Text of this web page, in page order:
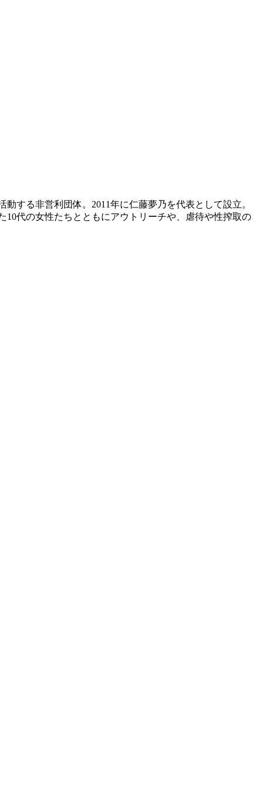
する非営利団体。2011年に仁藤夢乃を代表として設立。
代の女性たちとともにアウトリーチや、虐待や性搾取の